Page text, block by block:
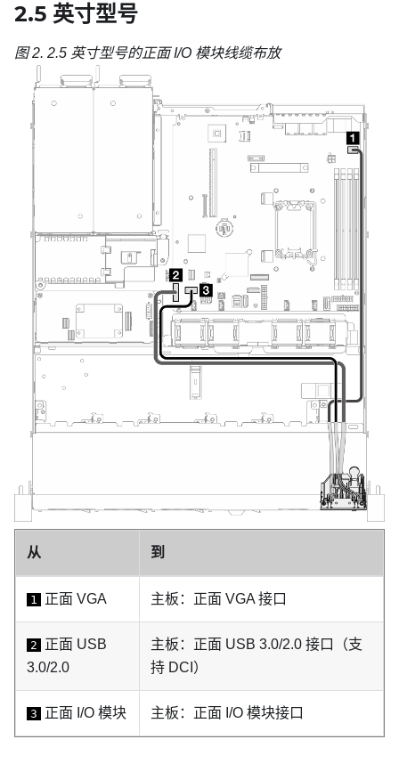
2.5 英寸型号
图 2. 2.5 英寸型号的正面 I/O 模块线缆布放
从 到
1 正面 VGA 主板：正面 VGA 接口
2
正面 USB
3.0/2.0
主板：正面 USB 3.0/2.0 接口（支
持 DCI）
3 正面 I/O 模块 主板：正面 I/O 模块接口